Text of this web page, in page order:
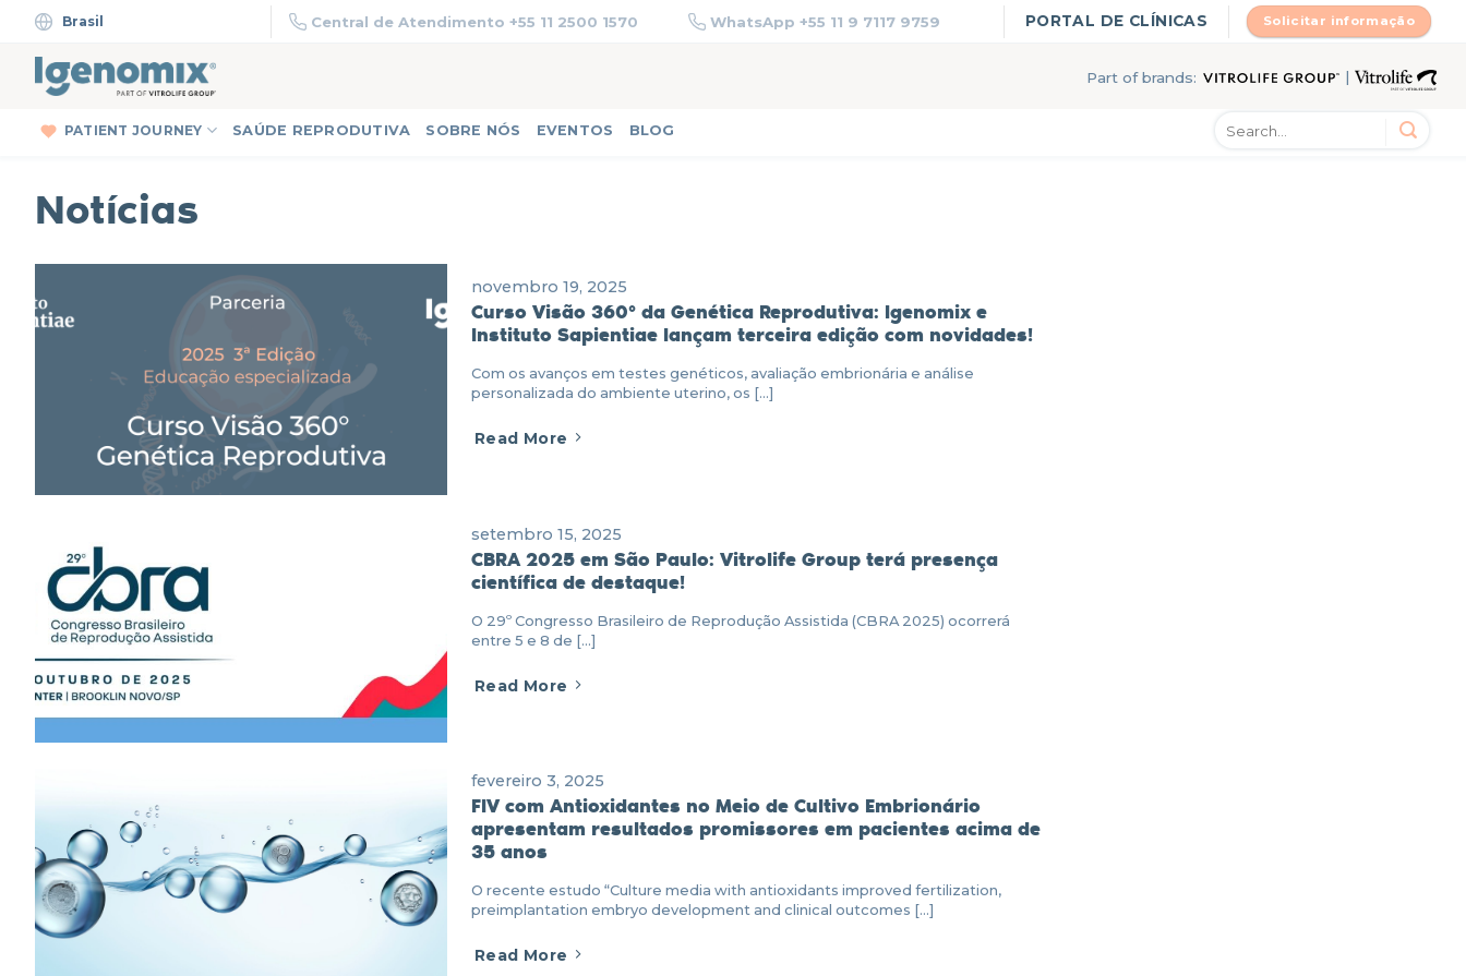
content
Brasil Central de Atendimento +55 11 2500 1570 WhatsApp +55 11 9 7117 9759 PORTAL DE CLÍNICAS Solicitar informação
Part of brands: |
PATIENT JOURNEY SAÚDE REPRODUTIVA SOBRE NÓS EVENTOS BLOG
Notícias
novembro 19, 2025
Curso Visão 360° da Genética Reprodutiva: Igenomix e
Instituto Sapientiae lançam terceira edição com novidades!
Com os avanços em testes genéticos, avaliação embrionária e análise
personalizada do ambiente uterino, os [...]
Read More
setembro 15, 2025
CBRA 2025 em São Paulo: Vitrolife Group terá presença
científica de destaque!
O 29º Congresso Brasileiro de Reprodução Assistida (CBRA 2025) ocorrerá
entre 5 e 8 de [...]
Read More
fevereiro 3, 2025
FIV com Antioxidantes no Meio de Cultivo Embrionário
apresentam resultados promissores em pacientes acima de
35 anos
O recente estudo “Culture media with antioxidants improved fertilization,
preimplantation embryo development and clinical outcomes [...]
Read More